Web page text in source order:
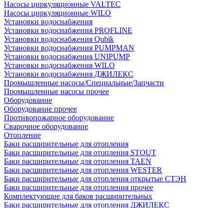
Насосы циркуляционные VALTEC
Насосы циркуляционные WILO
Установки водоснабжения
Установки водоснабжения PROFLINE
Установки водоснабжения Qubik
Установки водоснабжения PUMPMAN
Установки водоснабжения UNIPUMP
Установки водоснабжения WILO
Установки водоснабжения ДЖИЛЕКС
Промышленные насосы/Специальные/Запчасти
Промышленные насосы прочее
Оборудование
Оборудование прочее
Противопожарное оборудование
Сварочное оборудование
Отопление
Баки расширительные для отопления
Баки расширительные для отопления STOUT
Баки расширительные для отопления TAEN
Баки расширительные для отопления WESTER
Баки расширительные для отопления открытые СТЭН
Баки расширительные для отопления прочее
Комплектующие для баков расширительных
Баки расширительные для отопления ДЖИЛЕКС